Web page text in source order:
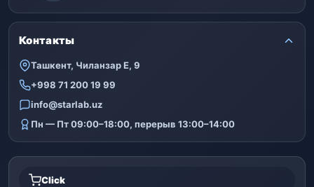
Контакты
Ташкент, Чиланзар Е, 9
+998 71 200 19 99
info@starlab.uz
Пн — Пт 09:00–18:00, перерыв 13:00–14:00
Click